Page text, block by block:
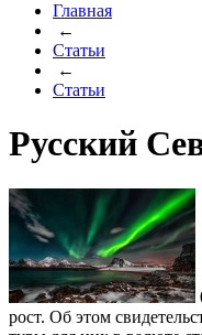
Главная
←
Статьи
←
Статьи
Русский
рост. Об этом